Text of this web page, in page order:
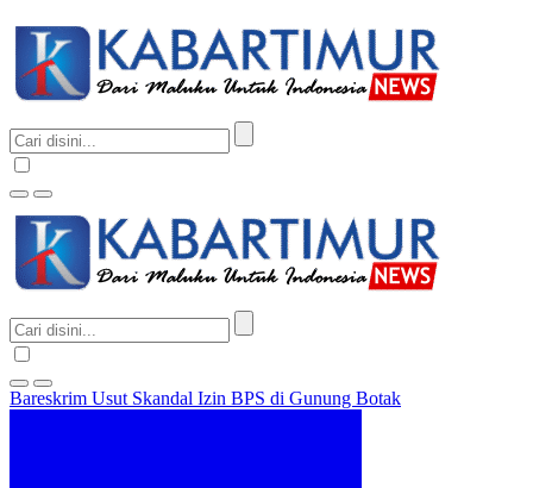
Bareskrim Usut Skandal Izin BPS di Gunung Botak